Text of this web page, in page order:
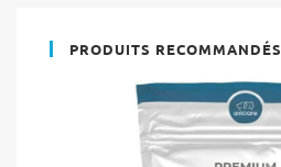
PRODUITS RECOMMANDÉS